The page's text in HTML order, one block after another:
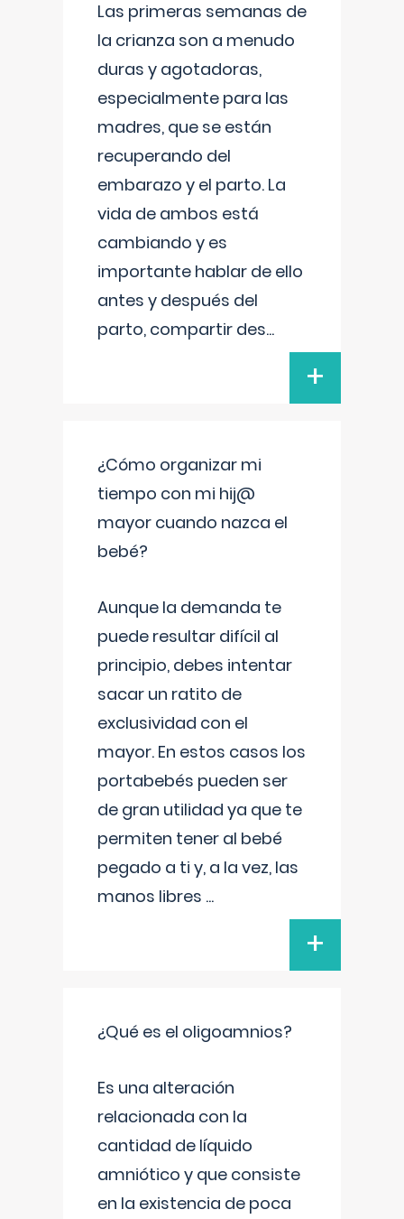
Las primeras semanas de
la crianza son a menudo
duras y agotadoras,
especialmente para las
madres, que se están
recuperando del
embarazo y el parto. La
vida de ambos está
cambiando y es
importante hablar de ello
antes y después del
parto, compartir des...
+
¿Cómo organizar mi
tiempo con mi hij@
mayor cuando nazca el
bebé?
Aunque la demanda te
puede resultar difícil al
principio, debes intentar
sacar un ratito de
exclusividad con el
mayor. En estos casos los
portabebés pueden ser
de gran utilidad ya que te
permiten tener al bebé
pegado a ti y, a la vez, las
manos libres ...
+
¿Qué es el oligoamnios?
Es una alteración
relacionada con la
cantidad de líquido
amniótico y que consiste
en la existencia de poca